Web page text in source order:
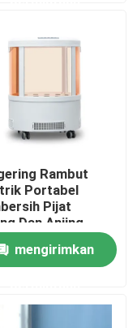
Rambut
Portabel
Pijat
Dan Anjing
Penghilang
mengirimkan